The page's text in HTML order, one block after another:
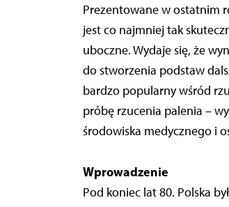
Prezentowane w ostatnim
jest co najmniej tak
uboczne. Wydaje się, że
do stworzenia podstaw
bardzo popularny wśród
próbę rzucenia palenia –
środowiska medycznego i
Wprowadzenie
Pod koniec lat 80. Polska